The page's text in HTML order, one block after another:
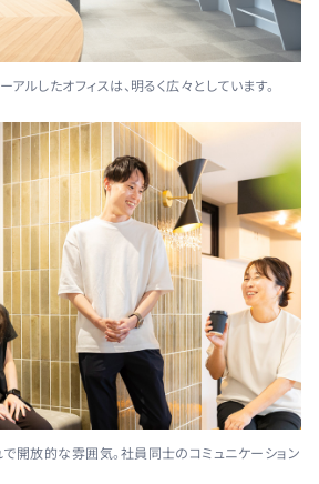
ルしたオフィスは、明るく広々としています。
で開放的な雰囲気。社員同士のコミュニケーション